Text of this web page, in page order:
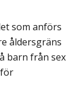
som anförs
åldersgräns
barn från sex